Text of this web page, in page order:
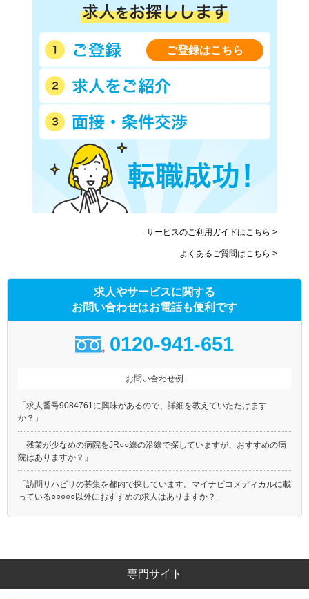
ご登録はこちら
サービスのご利用ガイドはこちら >
よくあるご質問はこちら >
求人やサービスに関する
お問い合わせはお電話も便利です
0120-941-651
お問い合わせ例
「求人番号9084761に興味があるので、詳細を教えていただけます
か？」
「残業が少なめの病院をJR○○線の沿線で探していますが、おすすめの病
院はありますか？」
「訪問リハビリの募集を都内で探しています。マイナビコメディカルに載
っている○○○○○以外におすすめの求人はありますか？」
専門サイト